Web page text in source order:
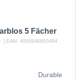
5 Fächer
| EAN: 4005546803494
Durable